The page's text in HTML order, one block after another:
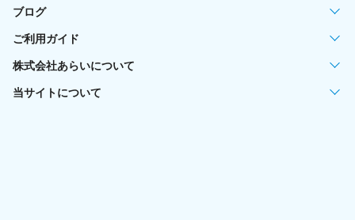
ブログ
ご利用ガイド
株式会社あらいについて
当サイトについて